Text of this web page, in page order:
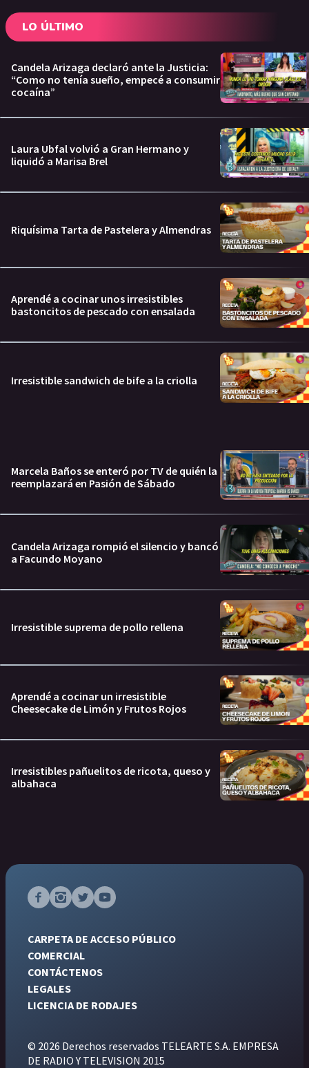
LO ÚLTIMO
Candela Arizaga declaró ante la Justicia:
“Como no tenía sueño, empecé a consumir
cocaína”
Laura Ubfal volvió a Gran Hermano y
liquidó a Marisa Brel
Riquísima Tarta de Pastelera y Almendras
Aprendé a cocinar unos irresistibles
bastoncitos de pescado con ensalada
Irresistible sandwich de bife a la criolla
Marcela Baños se enteró por TV de quién la
reemplazará en Pasión de Sábado
Candela Arizaga rompió el silencio y bancó
a Facundo Moyano
Irresistible suprema de pollo rellena
Aprendé a cocinar un irresistible
Cheesecake de Limón y Frutos Rojos
Irresistibles pañuelitos de ricota, queso y
albahaca
CARPETA DE ACCESO PÚBLICO
COMERCIAL
CONTÁCTENOS
LEGALES
LICENCIA DE RODAJES
© 2026 Derechos reservados TELEARTE S.A. EMPRESA
DE RADIO Y TELEVISION 2015